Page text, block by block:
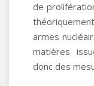
de
armes
matières
donc des